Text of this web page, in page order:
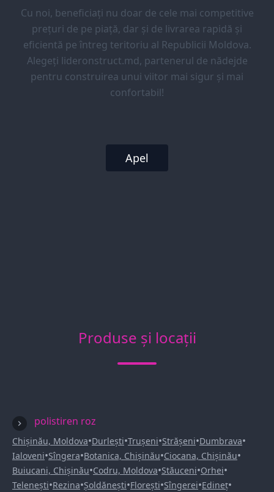
Cu noi, beneficiați nu doar de cele mai competitive
prețuri de pe piață, dar și de livrarea rapidă și
eficientă pe întreg teritoriu al Republicii Moldova.
Alegeți lideronstruct.md, partenerul de nădejde
pentru construirea unui viitor mai sigur și mai
confortabil!
Apel
Produse și locații
polistiren roz
Chișinău, Moldova•Durlești•Trușeni•Strășeni•Dumbrava•
Ialoveni•Sîngera•Botanica, Chișinău•Ciocana, Chișinău•
Buiucani, Chișinău•Codru, Moldova•Stăuceni•Orhei•
Telenești•Rezina•Șoldănești•Florești•Sîngerei•Edineț•